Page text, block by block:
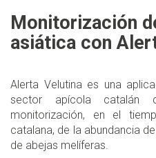
Monitorización
asiática con
Alerta Velutina es una
sector apícola catalán
monitorización, en el
catalana, de la abundancia
de abejas melíferas.